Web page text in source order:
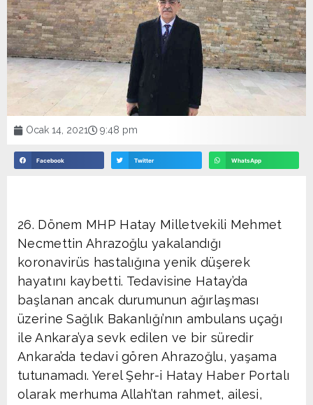
Ocak 14, 2021 9:48 pm
Facebook Twitter WhatsApp
26. Dönem MHP Hatay Milletvekili Mehmet
Necmettin Ahrazoğlu yakalandığı
koronavirüs hastalığına yenik düşerek
hayatını kaybetti. Tedavisine Hatay’da
başlanan ancak durumunun ağırlaşması
üzerine Sağlık Bakanlığı’nın ambulans uçağı
ile Ankara’ya sevk edilen ve bir süredir
Ankara’da tedavi gören Ahrazoğlu, yaşama
tutunamadı. Yerel Şehr-i Hatay Haber Portalı
olarak merhuma Allah’tan rahmet, ailesi,